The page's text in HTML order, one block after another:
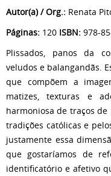
Autor(a) / Org.: Renata
Páginas: 120 ISBN: 978-
Plissados, panos da
veludos e balangandãs.
que compõem a
matizes, texturas e
harmoniosa de traços
tradições católicas e
justamente essa
que gostaríamos de
identificatório e afetivo